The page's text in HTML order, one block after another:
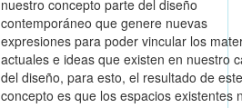
nuestro concepto parte del diseño
contemporáneo que genere nuevas
expresiones para poder vincular los
actuales e ideas que existen en nuestro
del diseño, para esto, el resultado de este
concepto es que los espacios existentes